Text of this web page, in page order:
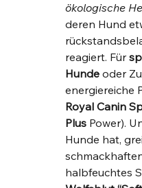
ökologische
deren Hund
reagiert. Für
Hunde oder
energiereiche
Royal Canin
Plus Power).
Hunde hat,
halbfeuchtes